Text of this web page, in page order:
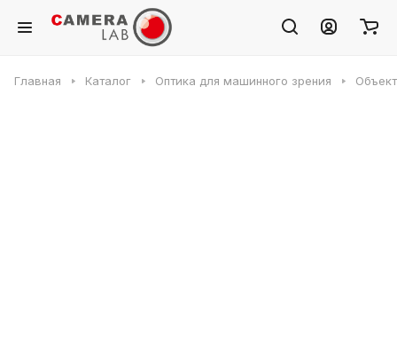
Главная Каталог Оптика для машинного зрения